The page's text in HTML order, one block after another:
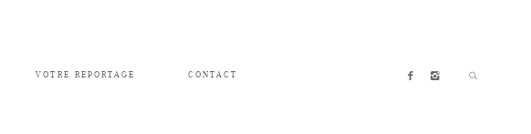
VOTRE REPORTAGE CONTACT